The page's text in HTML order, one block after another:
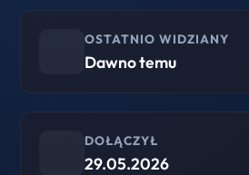
OSTATNIO WIDZIANY
Dawno temu
DOŁĄCZYŁ
29.05.2026